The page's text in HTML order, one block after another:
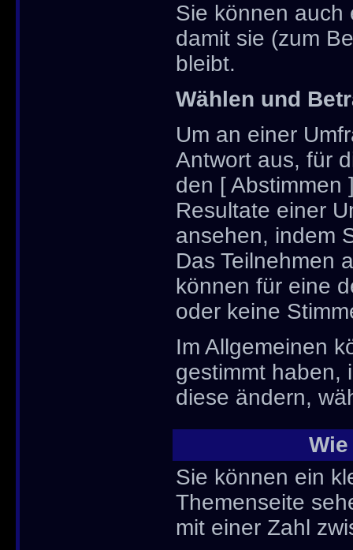
Sie können auch
damit sie (zum
bleibt.
Wählen und
Um an einer
Antwort aus, für
den [ Abstimmen
Resultate einer
ansehen, indem
Das Teilnehmen
können für eine
oder keine
Im Allgemeinen
gestimmt haben,
diese ändern,
Sie können ein
Themenseite
mit einer Zahl